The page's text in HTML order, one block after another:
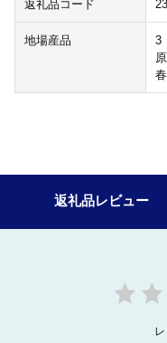
返礼品コード
地場産品
3
返礼品レビュー